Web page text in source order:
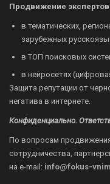
Продвижение
в тематических,
зарубежных
в ТОП поисковых
в нейросетях
Защита репутации от
негатива в интернете.
Конфиденциально.
По вопросам
сотрудничества,
на e-mail: info@fokus-